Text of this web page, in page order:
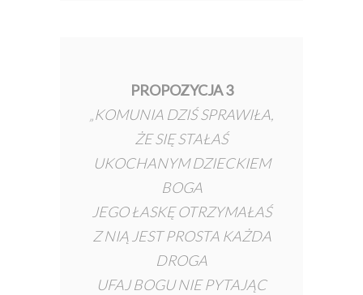
PROPOZYCJA 3
„KOMUNIA DZIŚ SPRAWIŁA,
ŻE SIĘ STAŁAŚ
UKOCHANYM DZIECKIEM
BOGA
JEGO ŁASKĘ OTRZYMAŁAŚ
Z NIĄ JEST PROSTA KAŻDA
DROGA
UFAJ BOGU NIE PYTAJĄC